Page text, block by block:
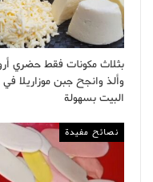
بثلاث مكونات فقط حضري
وألذ وانجح جبن موزاريلا في
البيت بسهولة
نصائح مفيدة